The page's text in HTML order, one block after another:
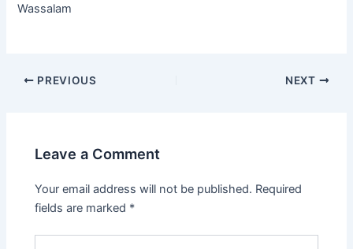
Wassalam
PREVIOUS NEXT
Leave a Comment
Your email address will not be published. Required
fields are marked *